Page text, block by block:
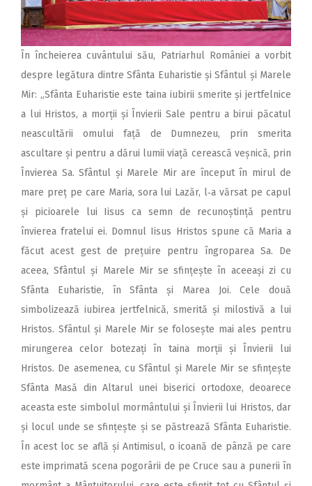
În încheierea cuvântului său, Patriarhul României a vorbit
despre legătura dintre Sfânta Euharistie și Sfântul și Marele
Mir: „Sfânta Euharistie este taina iubirii smerite și jertfelnice
a lui Hristos, a morții și Învierii Sale pentru a birui păcatul
neascultării omului față de Dumnezeu, prin smerita
ascultare și pentru a dărui lumii viață cerească veșnică, prin
Învierea Sa. Sfântul și Marele Mir are început în mirul de
mare preț pe care Maria, sora lui Lazăr, l‑a vărsat pe capul
și picioarele lui Iisus ca semn de recunoștință pentru
învierea fratelui ei. Domnul Iisus Hristos spune că Maria a
făcut acest gest de prețuire pentru îngroparea Sa. De
aceea, Sfântul și Marele Mir se sfințește în aceeași zi cu
Sfânta Euharistie, în Sfânta și Marea Joi. Cele două
simbolizează iubirea jertfelnică, smerită și milostivă a lui
Hristos. Sfântul și Marele Mir se folosește mai ales pentru
mirungerea celor botezați în taina morții și Învierii lui
Hristos. De asemenea, cu Sfântul și Marele Mir se sfințește
Sfânta Masă din Altarul unei biserici ortodoxe, deoarece
aceasta este simbolul mormântului și Învierii lui Hristos, dar
și locul unde se sfințește și se păstrează Sfânta Euharistie.
În acest loc se află și Antimisul, o icoană de pân­ză pe care
este imprimată scena pogorârii de pe Cruce sau a punerii în